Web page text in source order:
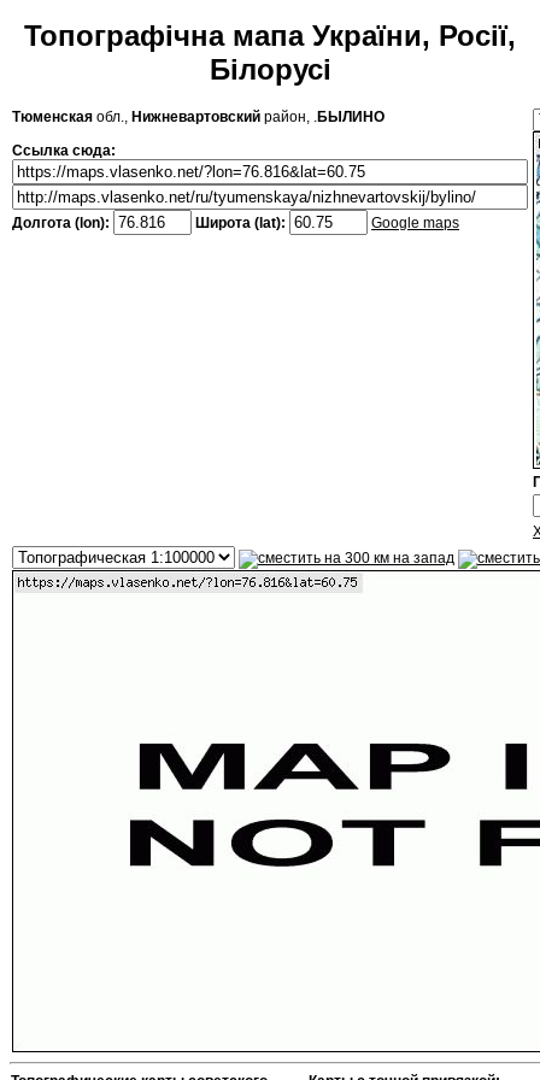
Топографічна мапа України, Росії,
Білорусі
Тюменская обл., Нижневартовский район, .БЫЛИНО
Ссылка сюда:
Долгота (lon): Широта (lat): Google maps